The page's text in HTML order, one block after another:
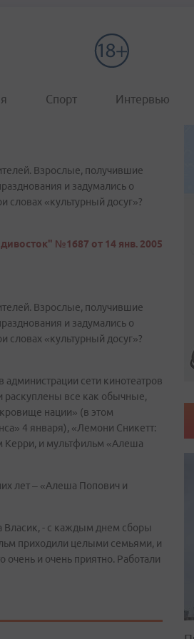
Спорт Интервью
Взрослые, получившие
и задумались о
словах «культурный досуг»?
№1687 от 14 янв. 2005
Взрослые, получившие
и задумались о
словах «культурный досуг»?
администрации сети кинотеатров
все как обычные,
нации» (в этом
4 января), «Лемони Сникетт:
Керри, и мультфильм «Алеша
лет – «Алеша Попович и
Власик, - с каждым днем сборы
приходили целыми семьями, и
очень и очень приятно. Работали